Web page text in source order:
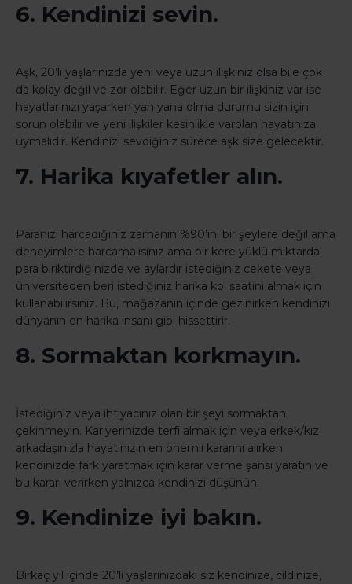
6. Kendinizi sevin.
Aşk, 20’li yaşlarınızda yeni veya uzun ilişkiniz olsa bile çok
da kolay değil ve zor olabilir. Eğer uzun bir ilişkiniz var ise
hayatlarınızı yaşarken yan yana olma durumu sizin için
sorun olabilir ve yeni ilişkiler kesinlikle varolan hayatınıza
uymalıdır. Kendinizi sevdiğiniz sürece aşk size gelecektir.
7. Harika kıyafetler alın.
Paranızı harcadığınız zamanın %90’ını bir şeylere değil ama
deneyimlere harcamalısınız ama bir kere yüklü miktarda
para biriktirdiğinizde ve aylardır istediğiniz cekete veya
üniversiteden beri istediğiniz harika kol saatini almak için
kullanabilirsiniz. Bu, mağazanın içinde gezinirken kendinizi
dünyanın en harika insanı gibi hissettirir.
8. Sormaktan korkmayın.
İstediğiniz veya ihtiyacınız olan bir şeyi sormaktan
çekinmeyin. Kariyerinizde terfi almak için veya erkek/kız
arkadaşınızla hayatınızın en önemli kararını alırken
kendinizde fark yaratmak için karar verme şansı yaratın ve
bu kararı verirken yalnızca kendinizi düşünün.
9. Kendinize iyi bakın.
Birkaç yıl içinde 20’li yaşlarınızdaki siz kendinize, cildinize,